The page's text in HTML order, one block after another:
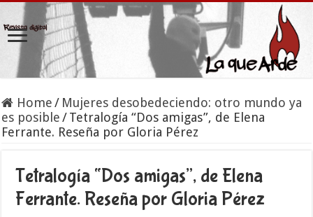
Home / Mujeres desobedeciendo: otro mundo ya
es posible /Tetralogía “Dos amigas”, de Elena
Ferrante. Reseña por Gloria Pérez
Tetralogía “Dos amigas”, de Elena
Ferrante. Reseña por Gloria Pérez